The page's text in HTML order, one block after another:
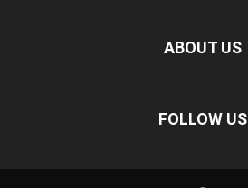
ABOUT US
FOLLOW US